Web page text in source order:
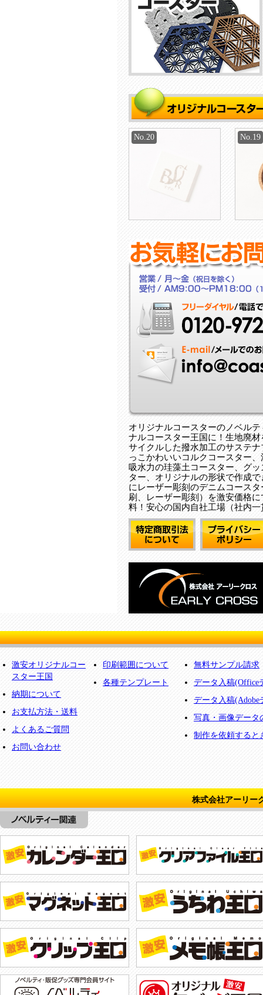
No.20
株式会社VariousSense 様
No.19
有限
オリジナルコースターのノベル
ナルコースター王国に！ 生地廃
サイクルした撥水加工のサステ
っこかわいいコルクコースター
吸水力の珪藻土コースター、グ
ター、オリジナルの形状で作成
にレーザー彫刻のデニムコース
刷、レーザー彫刻）を激安価格
料！安心の国内自社工場（社内
激安オリジナルコー
スター王国
納期について
お支払方法・送料
よくあるご質問
お問い合わせ
印刷範囲について
各種テンプレート
無料サンプル請求
データ入稿(Office
データ入稿(Adobe
写真・画像データ
制作を依頼すると
株式会社アーリ